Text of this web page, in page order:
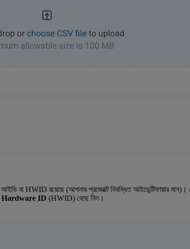
আইডি বা HWID রয়েছে (আপনার প্রজেক্টে নিবন্ধিত আইডেন্টিফায়ার
Hardware ID (HWID) বেছে নিন।